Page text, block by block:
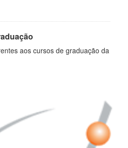
aos cursos de graduação da